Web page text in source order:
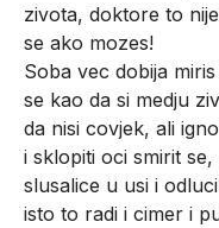
zivota, doktore to
se ako mozes!
Soba vec dobija
se kao da si medju
da nisi covjek, ali
i sklopiti oci smirit
slusalice u usi i
isto to radi i cimer i